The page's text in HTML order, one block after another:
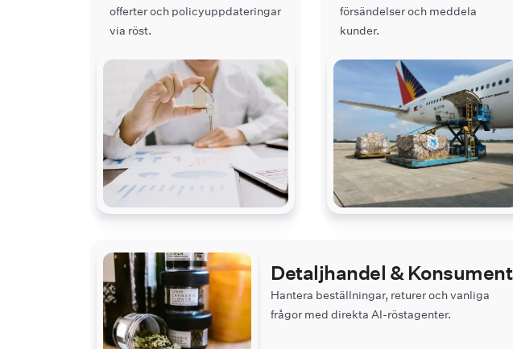
offerter och policyuppdateringar
via röst.
försändelser och meddela
kunder.
Detaljhandel & Konsument
Hantera beställningar, returer och vanliga
frågor med direkta AI-röstagenter.